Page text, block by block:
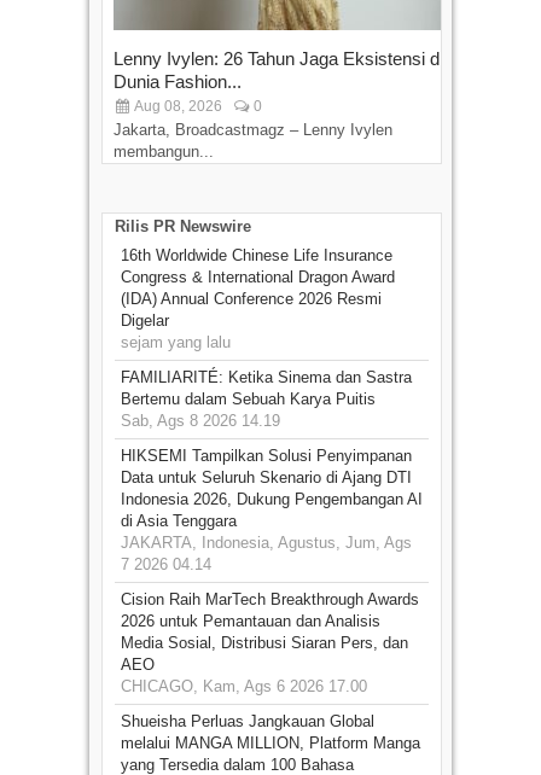
Lenny Ivylen: 26 Tahun Jaga Eksistensi di
Dunia Fashion...
Aug 08, 2026 0
Jakarta, Broadcastmagz – Lenny Ivylen
membangun...
Rilis PR Newswire
16th Worldwide Chinese Life Insurance
Congress & International Dragon Award
(IDA) Annual Conference 2026 Resmi
Digelar
sejam yang lalu
FAMILIARITÉ: Ketika Sinema dan Sastra
Bertemu dalam Sebuah Karya Puitis
Sab, Ags 8 2026 14.19
HIKSEMI Tampilkan Solusi Penyimpanan
Data untuk Seluruh Skenario di Ajang DTI
Indonesia 2026, Dukung Pengembangan AI
di Asia Tenggara
JAKARTA, Indonesia, Agustus, Jum, Ags
7 2026 04.14
Cision Raih MarTech Breakthrough Awards
2026 untuk Pemantauan dan Analisis
Media Sosial, Distribusi Siaran Pers, dan
AEO
CHICAGO, Kam, Ags 6 2026 17.00
Shueisha Perluas Jangkauan Global
melalui MANGA MILLION, Platform Manga
yang Tersedia dalam 100 Bahasa